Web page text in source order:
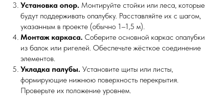
Установка опор. Монтируйте стойки или леса, которые
будут поддерживать опалубку. Расставляйте их с шагом,
указанным в проекте (обычно 1–1,5 м).
Монтаж каркаса. Соберите основной каркас опалубки
из балок или ригелей. Обеспечьте жёсткое соединение
элементов.
Укладка палубы. Установите щиты или листы,
формирующие нижнюю поверхность перекрытия.
Проверьте их положение уровнем.